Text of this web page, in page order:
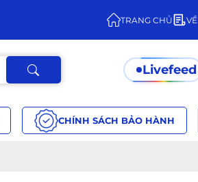
TRANG CHỦ
Livefeed
CHÍNH SÁCH BẢO HÀNH